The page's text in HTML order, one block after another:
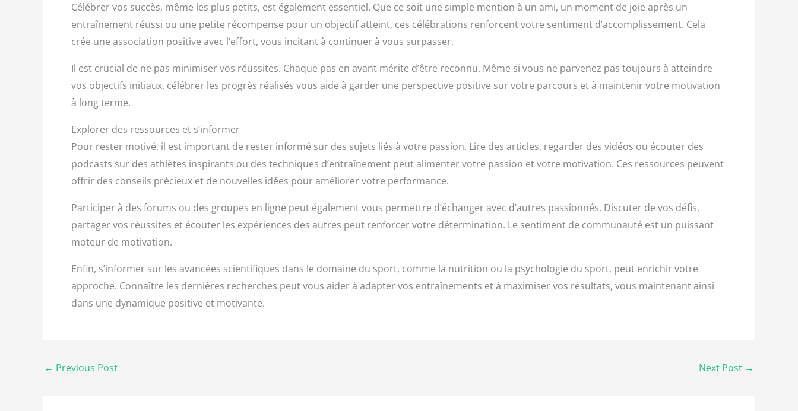
Célébrer vos succès, même les plus petits, est également essentiel. Que ce soit une simple mention à un ami, un moment de joie après un
entraînement réussi ou une petite récompense pour un objectif atteint, ces célébrations renforcent votre sentiment d’accomplissement. Cela
crée une association positive avec l’effort, vous incitant à continuer à vous surpasser.
Il est crucial de ne pas minimiser vos réussites. Chaque pas en avant mérite d’être reconnu. Même si vous ne parvenez pas toujours à atteindre
vos objectifs initiaux, célébrer les progrès réalisés vous aide à garder une perspective positive sur votre parcours et à maintenir votre motivation
à long terme.
Explorer des ressources et s’informer
Pour rester motivé, il est important de rester informé sur des sujets liés à votre passion. Lire des articles, regarder des vidéos ou écouter des
podcasts sur des athlètes inspirants ou des techniques d’entraînement peut alimenter votre passion et votre motivation. Ces ressources peuvent
offrir des conseils précieux et de nouvelles idées pour améliorer votre performance.
Participer à des forums ou des groupes en ligne peut également vous permettre d’échanger avec d’autres passionnés. Discuter de vos défis,
partager vos réussites et écouter les expériences des autres peut renforcer votre détermination. Le sentiment de communauté est un puissant
moteur de motivation.
Enfin, s’informer sur les avancées scientifiques dans le domaine du sport, comme la nutrition ou la psychologie du sport, peut enrichir votre
approche. Connaître les dernières recherches peut vous aider à adapter vos entraînements et à maximiser vos résultats, vous maintenant ainsi
dans une dynamique positive et motivante.
← Previous Post Next Post →